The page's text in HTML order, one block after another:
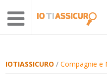
IOTIASSICURO /Compagnie e